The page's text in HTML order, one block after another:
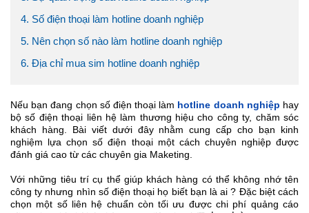
4. Số điện thoại làm hotline doanh nghiệp
5. Nên chọn số nào làm hotline doanh nghiệp
6. Địa chỉ mua sim hotline doanh nghiệp
Nếu bạn đang chọn số điện thoại làm hotline doanh nghiệp hay
bộ số điện thoại liên hệ làm thương hiệu cho công ty, chăm sóc
khách hàng. Bài viết dưới đây nhằm cung cấp cho bạn kinh
nghiệm lựa chọn số điện thoại một cách chuyên nghiệp được
đánh giá cao từ các chuyên gia Maketing.
Với những tiêu trí cụ thể giúp khách hàng có thể không nhớ tên
công ty nhưng nhìn số điện thoại họ biết bạn là ai ? Đặc biệt cách
chọn một số liên hệ chuẩn còn tối ưu được chi phí quảng cáo